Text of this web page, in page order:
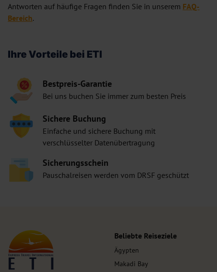
Antworten auf häufige Fragen finden Sie in unserem FAQ-
Bereich.
Ihre Vorteile bei ETI
Bestpreis-Garantie
Bei uns buchen Sie immer zum besten Preis
Sichere Buchung
Einfache und sichere Buchung mit
verschlüsselter Datenübertragung
Sicherungsschein
Pauschalreisen werden vom DRSF geschützt
Beliebte Reiseziele
Ägypten
Makadi Bay